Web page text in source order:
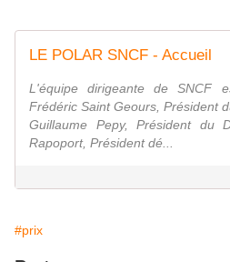
LE POLAR SNCF - Accueil
L'équipe dirigeante de SNCF
Frédéric Saint Geours, Président
Guillaume Pepy, Président du
Rapoport, Président dé...
#prix